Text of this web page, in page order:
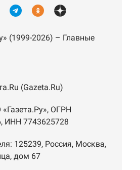
(1999-2026) – Главные
(Gazeta.Ru)
, ОГРН
ИНН 7743625728
125239, Россия, Москва,
дом 67